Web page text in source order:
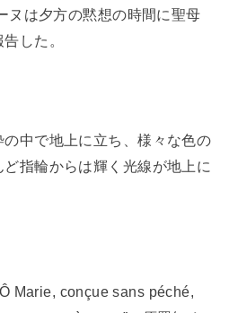
ヌは夕方の黙想の時間に聖母
した。
中で地上に立ち、様々な色の
指輪からは輝く光線が地上に
Marie, conçue sans péché,